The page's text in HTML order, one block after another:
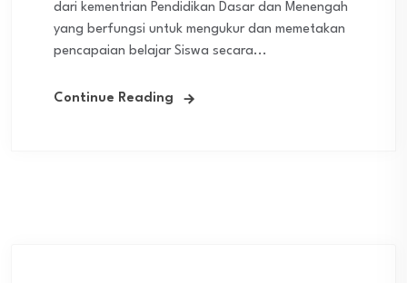
dari kementrian Pendidikan Dasar dan Menengah
yang berfungsi untuk mengukur dan memetakan
pencapaian belajar Siswa secara...
Continue Reading